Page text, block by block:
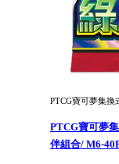
PTCG寶可夢集
PTCG寶可夢
伴組合/ M6-